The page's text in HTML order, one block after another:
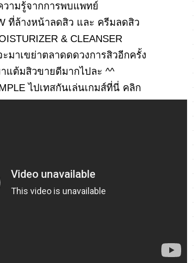
วามรู้จากการพบแพทย์
ที่ล้างหน้าลดสิว และ ครีมลดสิว
& CLEANSER
มาเขย่าตลาดดดวงการสิวอีกครั้ง
แต้มสิวขายดีมากไปละ ^^
ไปเทสกันเล่นเกมส์ที่นี่ คลิก